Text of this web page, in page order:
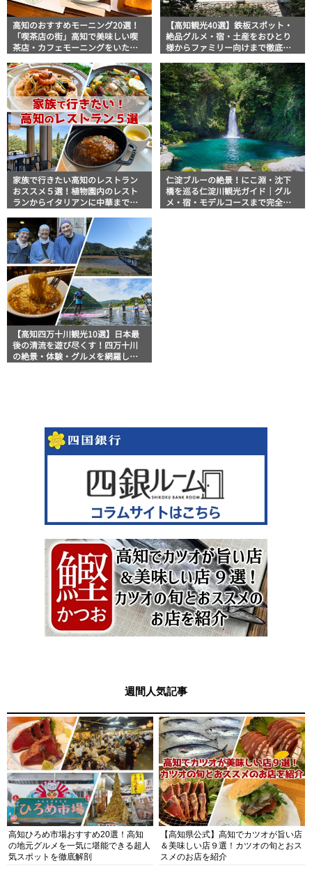
高知のおすすめモーニング20選！
「喫茶店の街」高知で美味しい喫
茶店・カフェモーニングをいただ
【高知観光40選】鉄板スポット・
絶品グルメ・宿・土産をおひとり
様からファミリー向けまで徹底解
家族で行きたい高知のレストラン
おススメ５選！植物園内のレスト
ランからイタリアンに中華まで楽
仁淀ブルーの絶景！にこ淵・沈下
橋を巡る仁淀川観光ガイド｜グル
メ・宿・モデルコースまで完全網
【高知四万十川観光10選】日本最
後の清流を遊び尽くす！四万十川
の絶景・体験・グルメを網羅した
週間人気記事
高知ひろめ市場おすすめ20選！高知
の地元グルメを一気に堪能できる超人
気スポットを徹底解剖
【高知県公式】高知でカツオが旨い店
＆美味しい店９選！カツオの旬とおス
スメのお店を紹介